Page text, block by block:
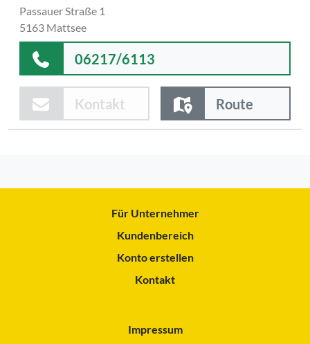
Passauer Straße 1
5163 Mattsee
06217/6113
Kontakt Route
Für Unternehmer
Kundenbereich
Konto erstellen
Kontakt
Impressum